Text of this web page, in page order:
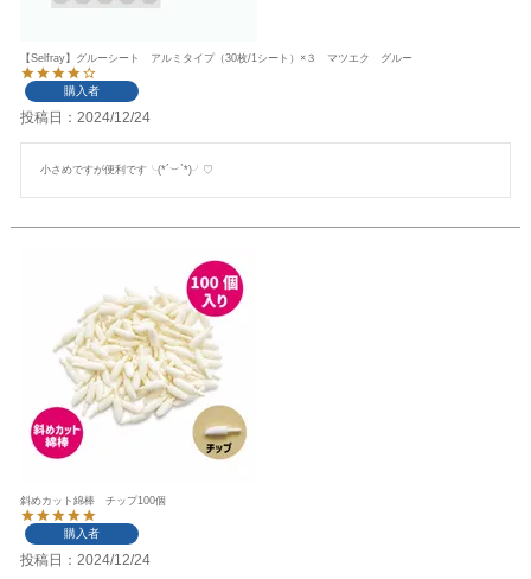
【Selfray】グルーシート アルミタイプ（30枚/1シート）×３ マツエク グルー
購入者
投稿日 2024/12/24
小さめですが便利です╰(*´︶`*)╯♡
斜めカット綿棒 チップ100個
購入者
投稿日 2024/12/24